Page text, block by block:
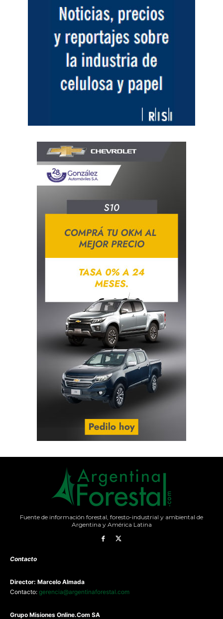
Fuente de información forestal, foresto-industrial y ambiental de
Argentina y América Latina
Contacto
Director: Marcelo Almada
Contacto: gerencia@argentinaforestal.com
Grupo Misiones Online.Com SA